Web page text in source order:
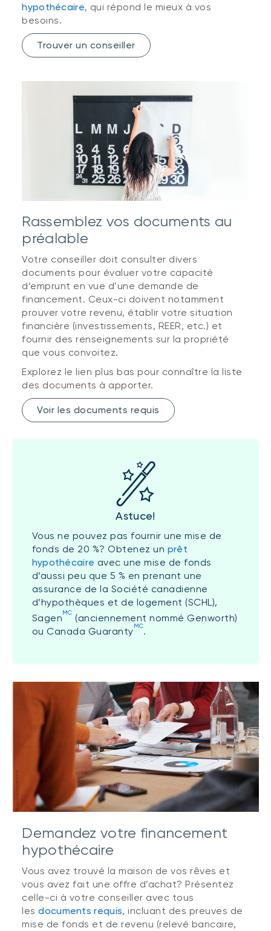
hypothécaire, qui répond le mieux à vos
besoins.
Trouver un conseiller
Rassemblez vos documents au
préalable
Votre conseiller doit consulter divers
documents pour évaluer votre capacité
d’emprunt en vue d’une demande de
financement. Ceux-ci doivent notamment
prouver votre revenu, établir votre situation
financière (investissements, REER, etc.) et
fournir des renseignements sur la propriété
que vous convoitez.
Explorez le lien plus bas pour connaître la liste
des documents à apporter.
Voir les documents requis
Astuce!
Vous ne pouvez pas fournir une mise de
fonds de 20 %? Obtenez un prêt
hypothécaire avec une mise de fonds
d’aussi peu que 5 % en prenant une
assurance de la Société canadienne
d’hypothèques et de logement (SCHL),
SagenMC (anciennement nommé Genworth)
ou Canada GuarantyMC.
Demandez votre financement
hypothécaire
Vous avez trouvé la maison de vos rêves et
vous avez fait une offre d’achat? Présentez
celle-ci à votre conseiller avec tous
lesdocuments requis, incluant des preuves de
mise de fonds et de revenu (relevé bancaire,